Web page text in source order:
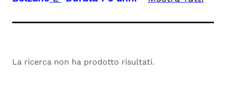
La ricerca non ha prodotto risultati.